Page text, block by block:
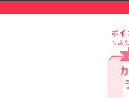
ポイ
＼あ